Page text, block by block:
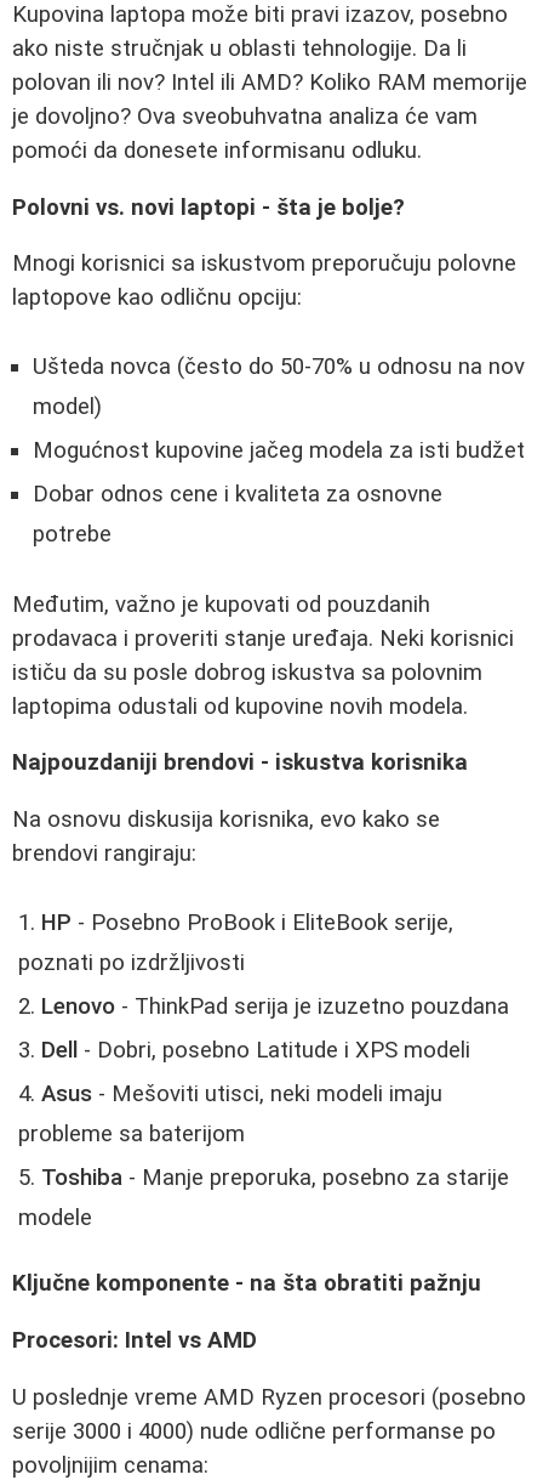
Kupovina laptopa može biti pravi izazov, posebno
ako niste stručnjak u oblasti tehnologije. Da li
polovan ili nov? Intel ili AMD? Koliko RAM memorije
je dovoljno? Ova sveobuhvatna analiza će vam
pomoći da donesete informisanu odluku.
Polovni vs. novi laptopi - šta je bolje?
Mnogi korisnici sa iskustvom preporučuju polovne
laptopove kao odličnu opciju:
Ušteda novca (često do 50-70% u odnosu na nov
model)
Mogućnost kupovine jačeg modela za isti budžet
Dobar odnos cene i kvaliteta za osnovne
potrebe
Međutim, važno je kupovati od pouzdanih
prodavaca i proveriti stanje uređaja. Neki korisnici
ističu da su posle dobrog iskustva sa polovnim
laptopima odustali od kupovine novih modela.
Najpouzdaniji brendovi - iskustva korisnika
Na osnovu diskusija korisnika, evo kako se
brendovi rangiraju:
HP - Posebno ProBook i EliteBook serije,
poznati po izdržljivosti
Lenovo - ThinkPad serija je izuzetno pouzdana
Dell
- Dobri, posebno Latitude i XPS modeli
Asus - Mešoviti utisci, neki modeli imaju
probleme sa baterijom
Toshiba - Manje preporuka, posebno za starije
modele
Ključne komponente - na šta obratiti pažnju
Procesori: Intel vs AMD
U poslednje vreme AMD Ryzen procesori (posebno
serije 3000 i 4000) nude odlične performanse po
povoljnijim cenama: